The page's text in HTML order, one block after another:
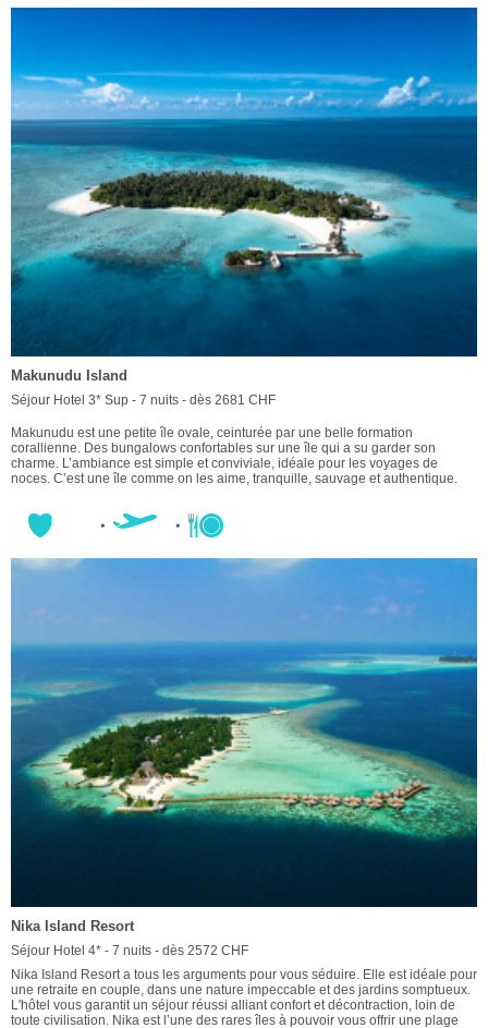
Makunudu Island
Séjour Hotel 3* Sup - 7 nuits - dès 2681 CHF
Makunudu est une petite île ovale, ceinturée par une belle formation
corallienne. Des bungalows confortables sur une île qui a su garder son
charme. L’ambiance est simple et conviviale, idéale pour les voyages de
noces. C’est une île comme on les aime, tranquille, sauvage et authentique.
Nika Island Resort
Séjour Hotel 4* - 7 nuits - dès 2572 CHF
Nika Island Resort a tous les arguments pour vous séduire. Elle est idéale pour
une retraite en couple, dans une nature impeccable et des jardins somptueux.
L'hôtel vous garantit un séjour réussi alliant confort et décontraction, loin de
toute civilisation. Nika est l’une des rares îles à pouvoir vous offrir une plage